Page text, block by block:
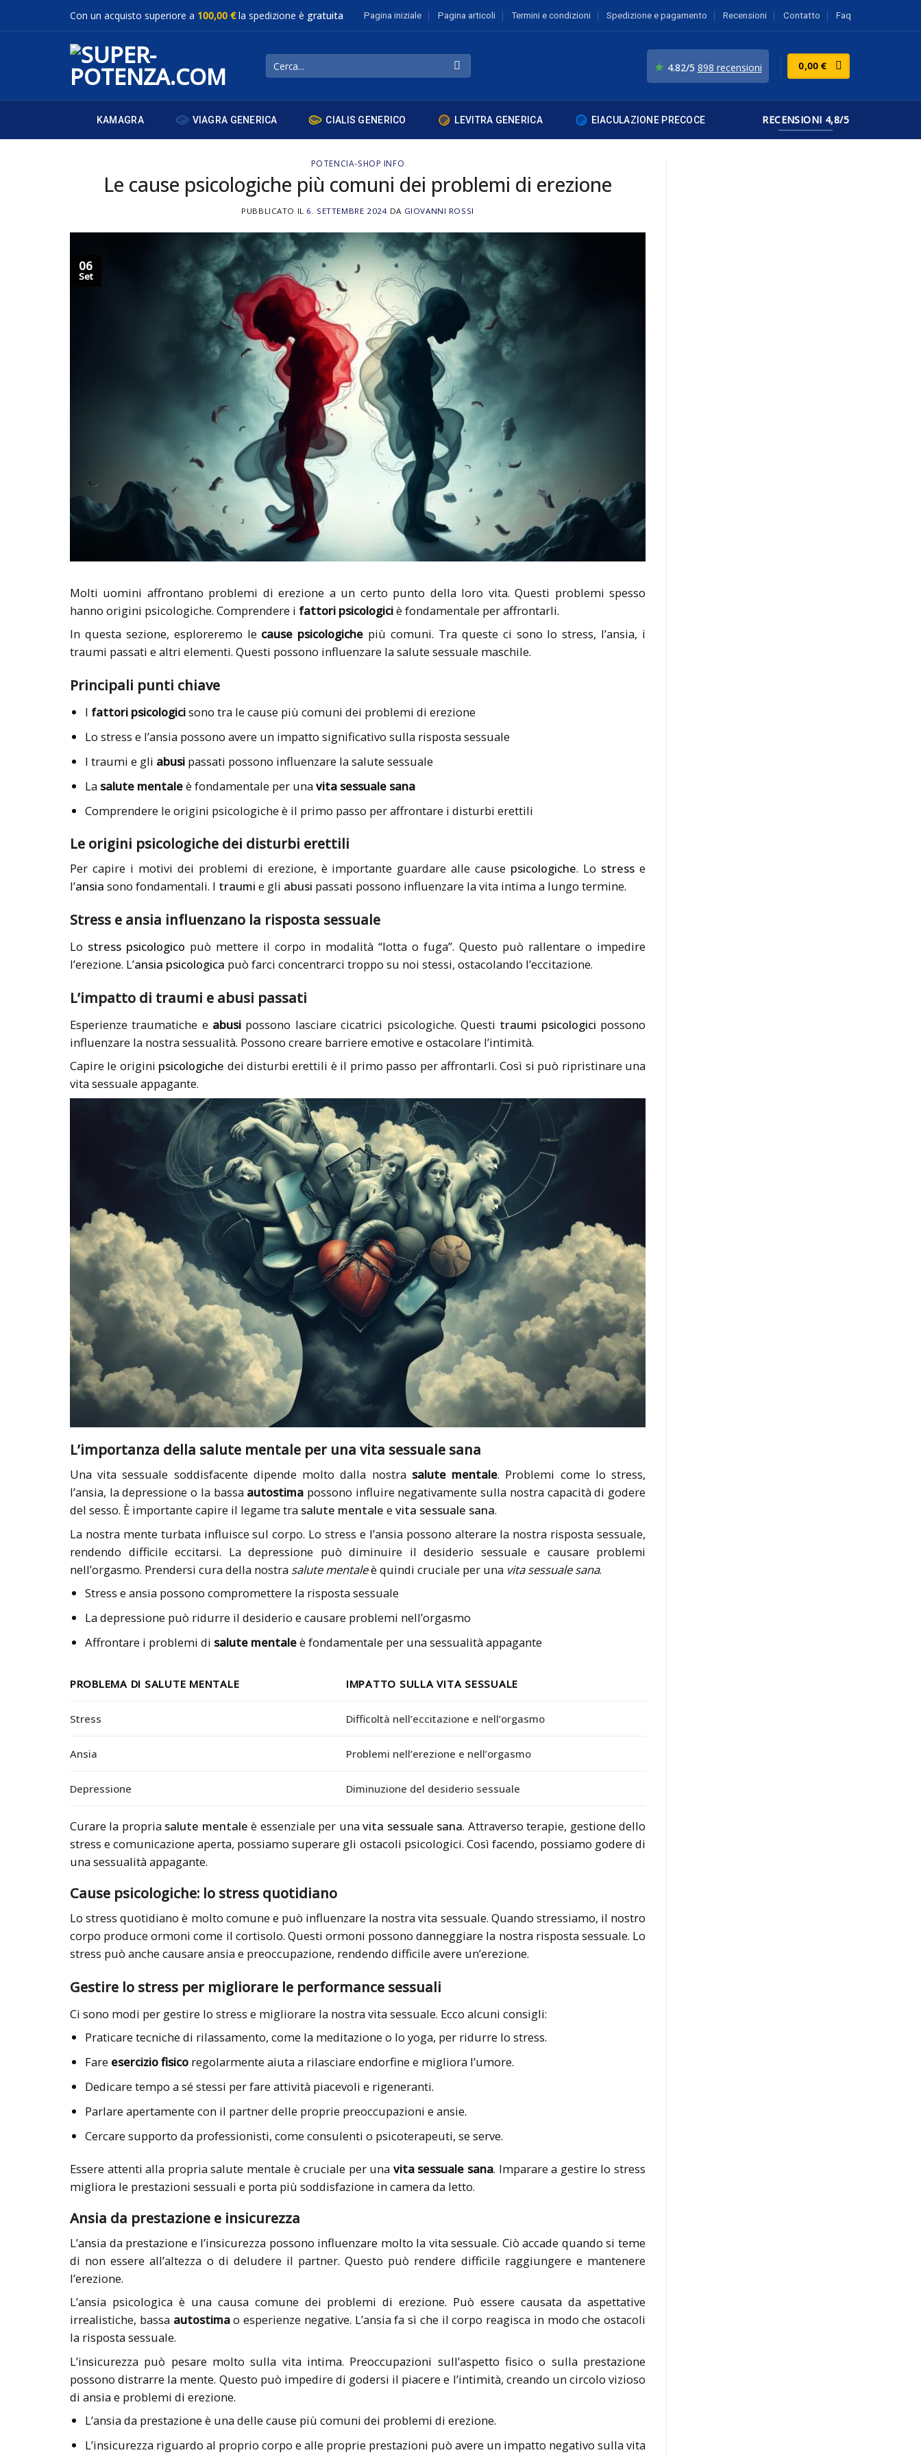
Con un acquisto superiore a 100,00 €la spedizione è gratuita Pagina iniziale Pagina articoli Termini e condizioni Spedizione e pagamento Recensioni Contatto Faq
Cerca: ★ 4.82/5 898 recensioni 0,00€
KAMAGRA VIAGRA GENERICA CIALIS GENERICO LEVITRA GENERICA EIACULAZIONE PRECOCE RECENSIONI 4,8/5
POTENCIA-SHOP INFO
Le cause psicologiche più comuni dei problemi di erezione
PUBBLICATO IL 6. SETTEMBRE 2024 DA GIOVANNI ROSSI
06
Set
Molti uomini affrontano problemi di erezione a un certo punto della loro vita. Questi problemi spesso
hanno origini psicologiche. Comprendere i fattori psicologiciè fondamentale per affrontarli.
In questa sezione, esploreremo le cause psicologiche più comuni. Tra queste ci sono lo stress, l’ansia, i
traumi passati e altri elementi. Questi possono influenzare la salute sessuale maschile.
Principali punti chiave
I fattori psicologicisono tra le cause più comuni dei problemi di erezione
Lo stress e l’ansia possono avere un impatto significativo sulla risposta sessuale
I traumi e gli abusipassati possono influenzare la salute sessuale
La salute mentaleè fondamentale per una vita sessuale sana
Comprendere le origini psicologiche è il primo passo per affrontare i disturbi erettili
Le origini psicologiche dei disturbi erettili
Per capire i motivi dei problemi di erezione, è importante guardare alle cause psicologiche. Lo stress e
l’ansia sono fondamentali. I traumi e gli abusi passati possono influenzare la vita intima a lungo termine.
Stress e ansia influenzano la risposta sessuale
Lo stress psicologico può mettere il corpo in modalità “lotta o fuga”. Questo può rallentare o impedire
l’erezione. L’ansia psicologica può farci concentrarci troppo su noi stessi, ostacolando l’eccitazione.
L’impatto di traumi e abusi passati
Esperienze traumatiche e abusi possono lasciare cicatrici psicologiche. Questi traumi psicologici possono
influenzare la nostra sessualità. Possono creare barriere emotive e ostacolare l’intimità.
Capire le origini psicologiche dei disturbi erettili è il primo passo per affrontarli. Così si può ripristinare una
vita sessuale appagante.
L’importanza della salute mentale per una vita sessuale sana
Una vita sessuale soddisfacente dipende molto dalla nostra salute mentale. Problemi come lo stress,
l’ansia, la depressione o la bassa autostima possono influire negativamente sulla nostra capacità di godere
del sesso. È importante capire il legame tra salute mentale e vita sessuale sana.
La nostra mente turbata influisce sul corpo. Lo stress e l’ansia possono alterare la nostra risposta sessuale,
rendendo difficile eccitarsi. La depressione può diminuire il desiderio sessuale e causare problemi
nell’orgasmo. Prendersi cura della nostra salute mentaleè quindi cruciale per una vita sessuale sana.
Stress e ansia possono compromettere la risposta sessuale
La depressione può ridurre il desiderio e causare problemi nell’orgasmo
Affrontare i problemi di salute mentaleè fondamentale per una sessualità appagante
PROBLEMA DI SALUTE MENTALE IMPATTO SULLA VITA SESSUALE
Stress Difficoltà nell’eccitazione e nell’orgasmo
Ansia Problemi nell’erezione e nell’orgasmo
Depressione Diminuzione del desiderio sessuale
Curare la propria salute mentale è essenziale per unavita sessuale sana. Attraverso terapie, gestione dello
stress e comunicazione aperta, possiamo superare gli ostacoli psicologici. Così facendo, possiamo godere di
una sessualità appagante.
Cause psicologiche: lo stress quotidiano
Lo stress quotidiano è molto comune e può influenzare la nostra vita sessuale. Quando stressiamo, il nostro
corpo produce ormoni come il cortisolo. Questi ormoni possono danneggiare la nostra risposta sessuale. Lo
stress può anche causare ansia e preoccupazione, rendendo difficile avere un’erezione.
Gestire lo stress per migliorare le performance sessuali
Ci sono modi per gestire lo stress e migliorare la nostra vita sessuale. Ecco alcuni consigli:
Praticare tecniche di rilassamento, come la meditazione o lo yoga, per ridurre lo stress.
Fare esercizio fisicoregolarmente aiuta a rilasciare endorfine e migliora l’umore.
Dedicare tempo a sé stessi per fare attività piacevoli e rigeneranti.
Parlare apertamente con il partner delle proprie preoccupazioni e ansie.
Cercare supporto da professionisti, come consulenti o psicoterapeuti, se serve.
Essere attenti alla propria salute mentale è cruciale per una vita sessuale sana. Imparare a gestire lo stress
migliora le prestazioni sessuali e porta più soddisfazione in camera da letto.
Ansia da prestazione e insicurezza
L’ansia da prestazione e l’insicurezza possono influenzare molto la vita sessuale. Ciò accade quando si teme
di non essere all’altezza o di deludere il partner. Questo può rendere difficile raggiungere e mantenere
l’erezione.
L’ansia psicologica è una causa comune dei problemi di erezione. Può essere causata da aspettative
irrealistiche, bassa autostimao esperienze negative. L’ansia fa sì che il corpo reagisca in modo che ostacoli
la risposta sessuale.
L’insicurezza può pesare molto sulla vita intima. Preoccupazioni sull’aspetto fisico o sulla prestazione
possono distrarre la mente. Questo può impedire di godersi il piacere e l’intimità, creando un circolo vizioso
di ansia e problemi di erezione.
L’ansia da prestazione è una delle cause più comuni dei problemi di erezione.
L’insicurezza riguardo al proprio corpo e alle proprie prestazioni può avere un impatto negativo sulla vita